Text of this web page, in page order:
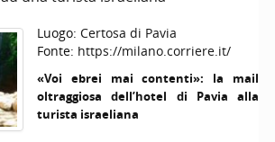
Luogo: Certosa di Pavia
Fonte: https://milano.corriere.it/
«Voi ebrei mai contenti»: la mail
oltraggiosa dell’hotel di Pavia alla
turista israeliana